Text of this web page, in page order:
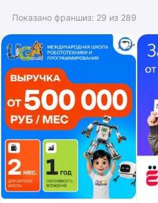
Показано франшиз: 29 из 289